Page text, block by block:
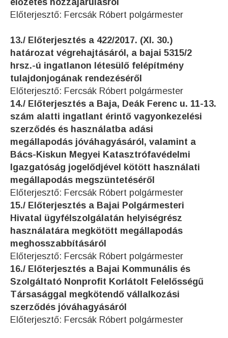
előzetes hozzájárulásról
Előterjesztő: Fercsák Róbert polgármester
13./ Előterjesztés a 422/2017. (XI. 30.)
határozat végrehajtásáról, a bajai 5315/2
hrsz.-ú ingatlanon létesülő felépítmény
tulajdonjogának rendezéséről
Előterjesztő: Fercsák Róbert polgármester
14./ Előterjesztés a Baja, Deák Ferenc u. 11-13.
szám alatti ingatlant érintő vagyonkezelési
szerződés és használatba adási
megállapodás jóváhagyásáról, valamint a
Bács-Kiskun Megyei Katasztrófavédelmi
Igazgatóság jogelődjével kötött használati
megállapodás megszüntetéséről
Előterjesztő: Fercsák Róbert polgármester
15./ Előterjesztés a Bajai Polgármesteri
Hivatal ügyfélszolgálatán helyiségrész
használatára megkötött megállapodás
meghosszabbításáról
Előterjesztő: Fercsák Róbert polgármester
16./ Előterjesztés a Bajai Kommunális és
Szolgáltató Nonprofit Korlátolt Felelősségű
Társasággal megkötendő vállalkozási
szerződés jóváhagyásáról
Előterjesztő: Fercsák Róbert polgármester